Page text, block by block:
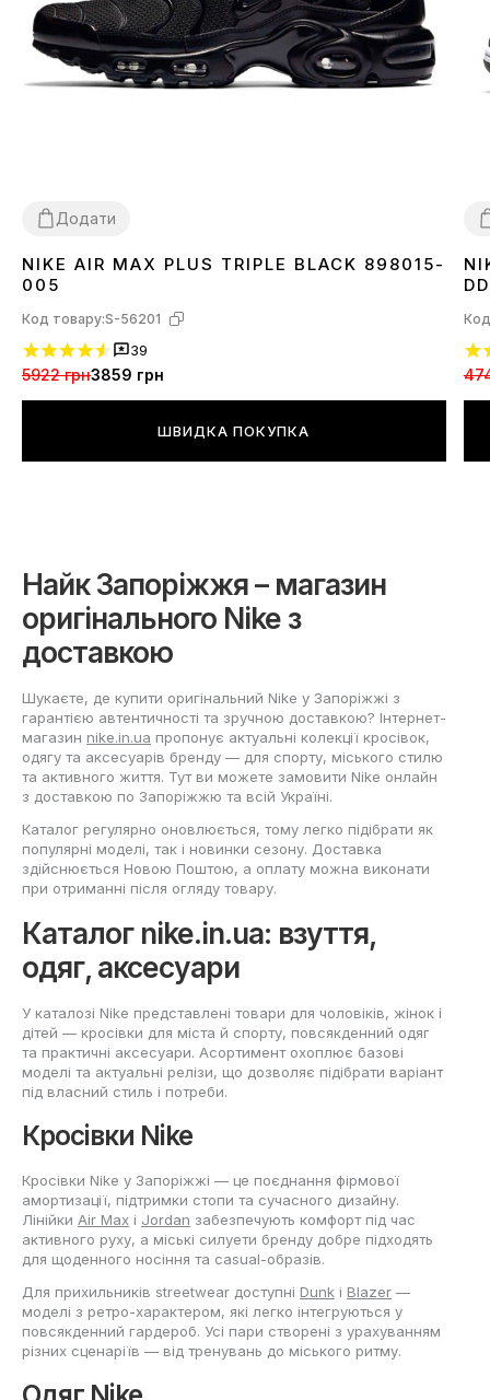
Додати
3637 38 39 404142 434445
NIKE AIR MAX PLUS TRIPLE BLACK 898015-
005
Код товару:S-56201
39
5922 грн3859 грн
ШВИДКА ПОКУПКА
Найк Запоріжжя – магазин
оригінального Nike з
доставкою
Шукаєте, де купити оригінальний Nike у Запоріжжі з
гарантією автентичності та зручною доставкою? Інтернет-
магазин nike.in.ua пропонує актуальні колекції кросівок,
одягу та аксесуарів бренду — для спорту, міського стилю
та активного життя. Тут ви можете замовити Nike онлайн
з доставкою по Запоріжжю та всій Україні.
Каталог регулярно оновлюється, тому легко підібрати як
популярні моделі, так і новинки сезону. Доставка
здійснюється Новою Поштою, а оплату можна виконати
при отриманні після огляду товару.
Каталог nike.in.ua: взуття,
одяг, аксесуари
У каталозі Nike представлені товари для чоловіків, жінок і
дітей — кросівки для міста й спорту, повсякденний одяг
та практичні аксесуари. Асортимент охоплює базові
моделі та актуальні релізи, що дозволяє підібрати варіант
під власний стиль і потреби.
Кросівки Nike
Кросівки Nike у Запоріжжі — це поєднання фірмової
амортизації, підтримки стопи та сучасного дизайну.
Лінійки Air Max і Jordan забезпечують комфорт під час
активного руху, а міські силуети бренду добре підходять
для щоденного носіння та casual-образів.
Для прихильників streetwear доступні Dunk і Blazer —
моделі з ретро-характером, які легко інтегруються у
повсякденний гардероб. Усі пари створені з урахуванням
різних сценаріїв — від тренувань до міського ритму.